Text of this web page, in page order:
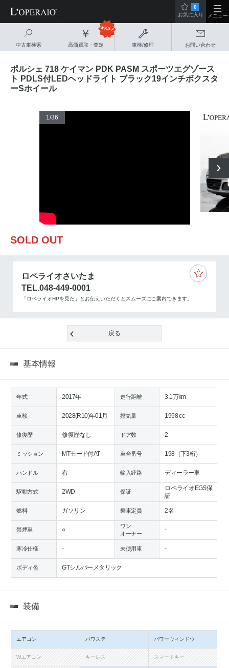
中古車検索 高価買取・査定 車検/修理 お問い合わせ
0
お気に入り
メニュー
ポルシェ 718 ケイマン PDK PASM スポーツエグゾース
ト PDLS付LEDヘッドライト ブラック19インチボクスタ
ーSホイール
1/36
SOLD OUT
ロペライオさいたま
TEL.048-449-0001
「ロペライオHPを見た」とお伝えいただくとスムーズにご案内できます。
戻る
基本情報
年式 2017年 走行距離 3.1万km
車検 2028(R10)年01月 排気量 1998 cc
修復歴 修復歴なし ドア数 2
ミッション MTモード付AT 車台番号 198（下3桁）
ハンドル 右 輸入経路 ディーラー車
駆動方式 2WD 保証
ロペライオEGS保
証
燃料 ガソリン 乗車定員 2名
禁煙車 ○
ワン
オーナー
-
寒冷仕様 - 未使用車 -
ボディ色 GTシルバーメタリック
装備
エアコン パワステ パワーウィンドウ
Wエアコン キーレス スマートキー